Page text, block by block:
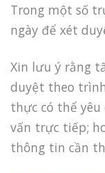
Trong một số
ngày để xét
Xin lưu ý rằng
duyệt theo
thực có thể
vấn trực tiếp;
thông tin cần